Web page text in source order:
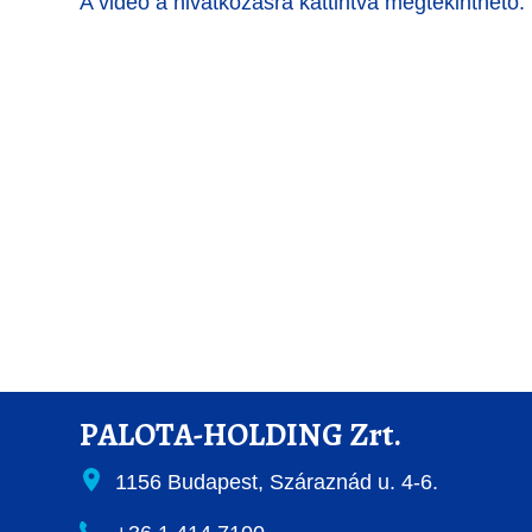
PALOTA-HOLDING Zrt.
1156 Budapest, Száraznád u. 4-6.